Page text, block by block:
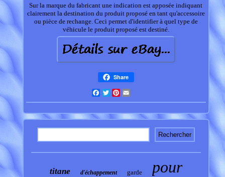
Sur la marque du fabricant une indication est apposée indiquant
clairement la destination du produit proposé en tant qu'accessoire
ou pièce de rechange. Ceci permet d'identifier à quel type de
véhicule le produit proposé est destiné.
Share
Facebook
TwitterPinterest
titane d'échappement garde pour